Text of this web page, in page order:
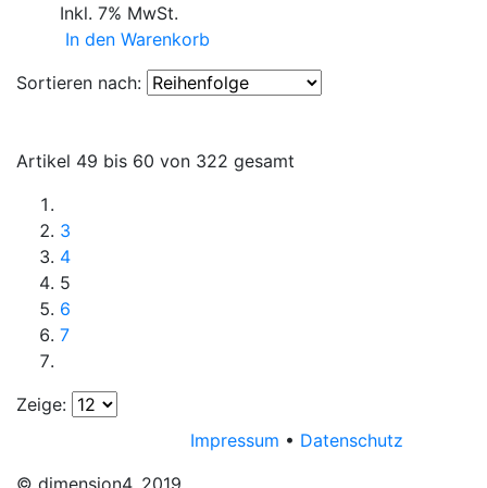
Inkl. 7% MwSt.
In den Warenkorb
Sortieren nach:
Artikel 49 bis 60 von 322 gesamt
3
4
5
6
7
Zeige:
Impressum • Datenschutz